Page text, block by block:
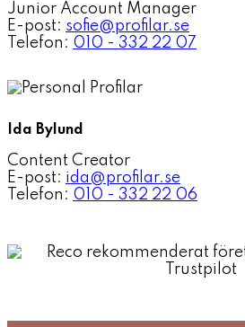
Junior Account Manager
E-post: sofie@profilar.se
Telefon: 010 - 332 22 07
Ida Bylund
Content Creator
E-post: ida@profilar.se
Telefon: 010 - 332 22 06